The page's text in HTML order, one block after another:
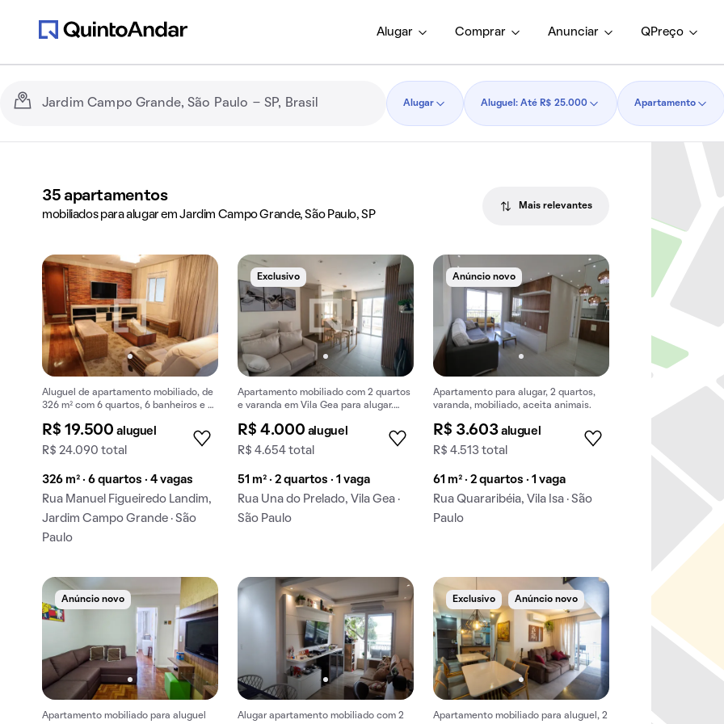
Alugar Comprar Anunciar QPreço
Alugar Aluguel: Até R$ 25.000 Apartamento
35 apartamentos
mobiliados para alugar em Jardim Campo Grande, São Paulo, SP
Mais relevantes
Aluguel de apartamento mobiliado, de
326 m² com 6 quartos, 6 banheiros e 4
Grande.
R$ 19.500aluguel
R$ 24.090 total
326 m² · 6 quartos · 4 vagas
Rua Manuel Figueiredo Landim,
Jardim Campo Grande · São
Paulo
Exclusivo
Apartamento mobiliado com 2 quartos
e varanda em Vila Gea para alugar.
privilegiada.
R$ 4.000 aluguel
R$ 4.654 total
51 m² · 2 quartos · 1 vaga
Rua Una do Prelado, Vila Gea ·
São Paulo
Anúncio novo
Apartamento para alugar, 2 quartos,
varanda, mobiliado, aceita animais.
R$ 3.603 aluguel
R$ 4.513 total
61 m² · 2 quartos · 1 vaga
Rua Quararibéia, Vila Isa · São
Paulo
Anúncio novo
Apartamento mobiliado para aluguel Alugar apartamento mobiliado com 2
Exclusivo Anúncio novo
Apartamento mobiliado para aluguel, 2